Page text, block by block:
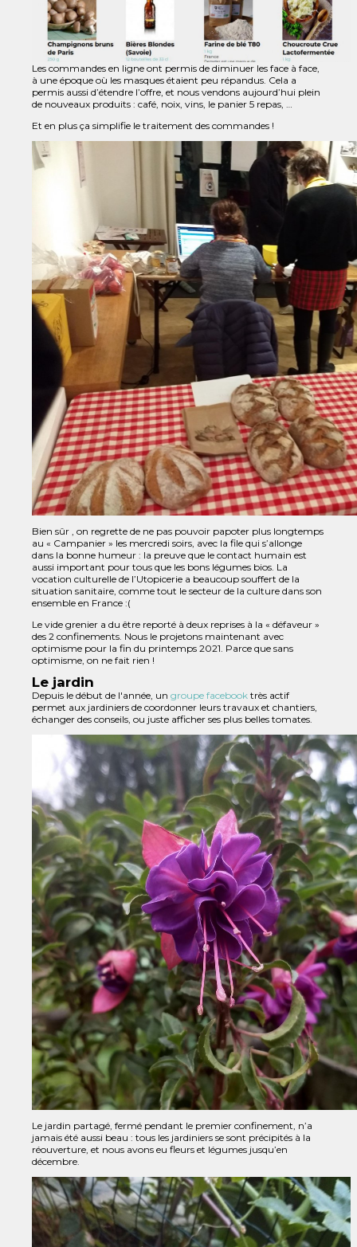
Les commandes en ligne ont permis de diminuer les face à face,
à une époque où les masques étaient peu répandus. Cela a
permis aussi d’étendre l’offre, et nous vendons aujourd’hui plein
de nouveaux produits : café, noix, vins, le panier 5 repas, …
Et en plus ça simplifie le traitement des commandes !
Bien sûr , on regrette de ne pas pouvoir papoter plus longtemps
au « Campanier » les mercredi soirs, avec la file qui s’allonge
dans la bonne humeur : la preuve que le contact humain est
aussi important pour tous que les bons légumes bios. La
vocation culturelle de l’Utopicerie a beaucoup souffert de la
situation sanitaire, comme tout le secteur de la culture dans son
ensemble en France :(
Le vide grenier a du être reporté à deux reprises à la « défaveur »
des 2 confinements. Nous le projetons maintenant avec
optimisme pour la fin du printemps 2021. Parce que sans
optimisme, on ne fait rien !
Le jardin
Depuis le début de l'année, ungroupe facebook très actif
permet aux jardiniers de coordonner leurs travaux et chantiers,
échanger des conseils, ou juste afficher ses plus belles tomates.
Le jardin partagé, fermé pendant le premier confinement, n’a
jamais été aussi beau : tous les jardiniers se sont précipités à la
réouverture, et nous avons eu fleurs et légumes jusqu’en
décembre.